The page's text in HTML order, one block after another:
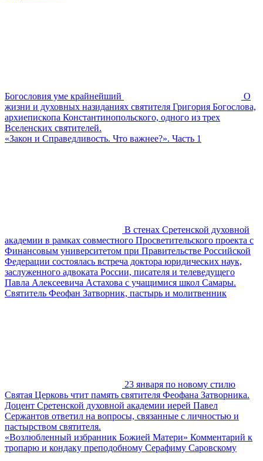
Богословия уме крайнейший
О
жизни и духовных назиданиях святителя Григория Богослова,
архиепископа Константинопольского, одного из трех
Вселенских святителей.
«Закон и Справедливость. Что важнее?». Часть 1
В стенах Сретенской духовной
академии в рамках совместного Просветительского проекта с
Финансовым университетом при Правительстве Российской
Федерации состоялась встреча доктора юридических наук,
заслуженного адвоката России, писателя и телеведущего
Павла Алексеевича Астахова с учащимися школ Самары.
Святитель Феофан Затворник, пастырь и молитвенник
23 января по новому стилю
Святая Церковь чтит память святителя Феофана Затворника.
Доцент Сретенской духовной академии иерей Павел
Сержантов ответил на вопросы, связанные с личностью и
пастырством святителя.
«Возлюбленный избранник Божией Матери» Комментарий к
тропарю и кондаку преподобному Серафиму Саровскому